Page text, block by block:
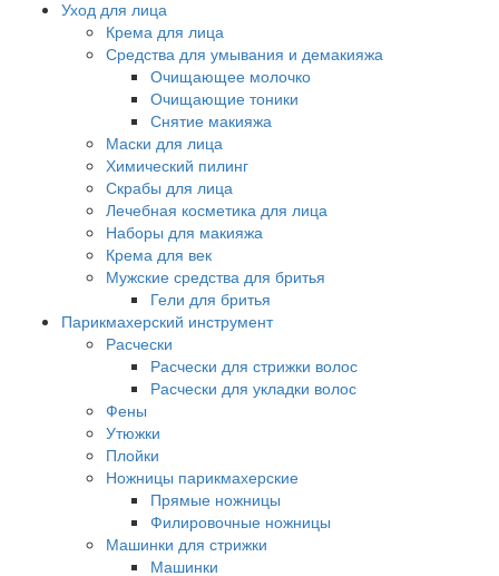
Уход для лица
Крема для лица
Средства для умывания и демакияжа
Очищающее молочко
Очищающие тоники
Снятие макияжа
Маски для лица
Химический пилинг
Скрабы для лица
Лечебная косметика для лица
Наборы для макияжа
Крема для век
Мужские средства для бритья
Гели для бритья
Парикмахерский инструмент
Расчески
Расчески для стрижки волос
Расчески для укладки волос
Фены
Утюжки
Плойки
Ножницы парикмахерские
Прямые ножницы
Филировочные ножницы
Машинки для стрижки
Машинки